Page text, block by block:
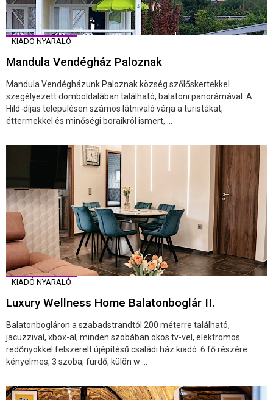
KIADÓ NYARALÓ
Mandula Vendégház Paloznak
Mandula Vendégházunk Paloznak község szőlőskertekkel
szegélyezett domboldalában található, balatoni panorámával. A
Hild-díjas településen számos látnivaló várja a turistákat,
éttermekkel és minőségi boraikról ismert, ...
KIADÓ NYARALÓ
Luxury Wellness Home Balatonboglár II.
Balatonbogláron a szabadstrandtól 200 méterre található,
jacuzzival, xbox-al, minden szobában okos tv-vel, elektromos
redőnyökkel felszerelt újépítésű családi ház kiadó. 6 fő részére
kényelmes, 3 szoba, fürdő, külön w ...